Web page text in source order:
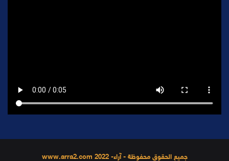
جميع الحقوق محفوظة - آراء- 2022 www.arra2.com